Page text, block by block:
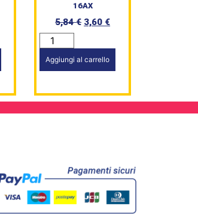
16AX
5,84€ 3,60 €
Aggiungi al carrello